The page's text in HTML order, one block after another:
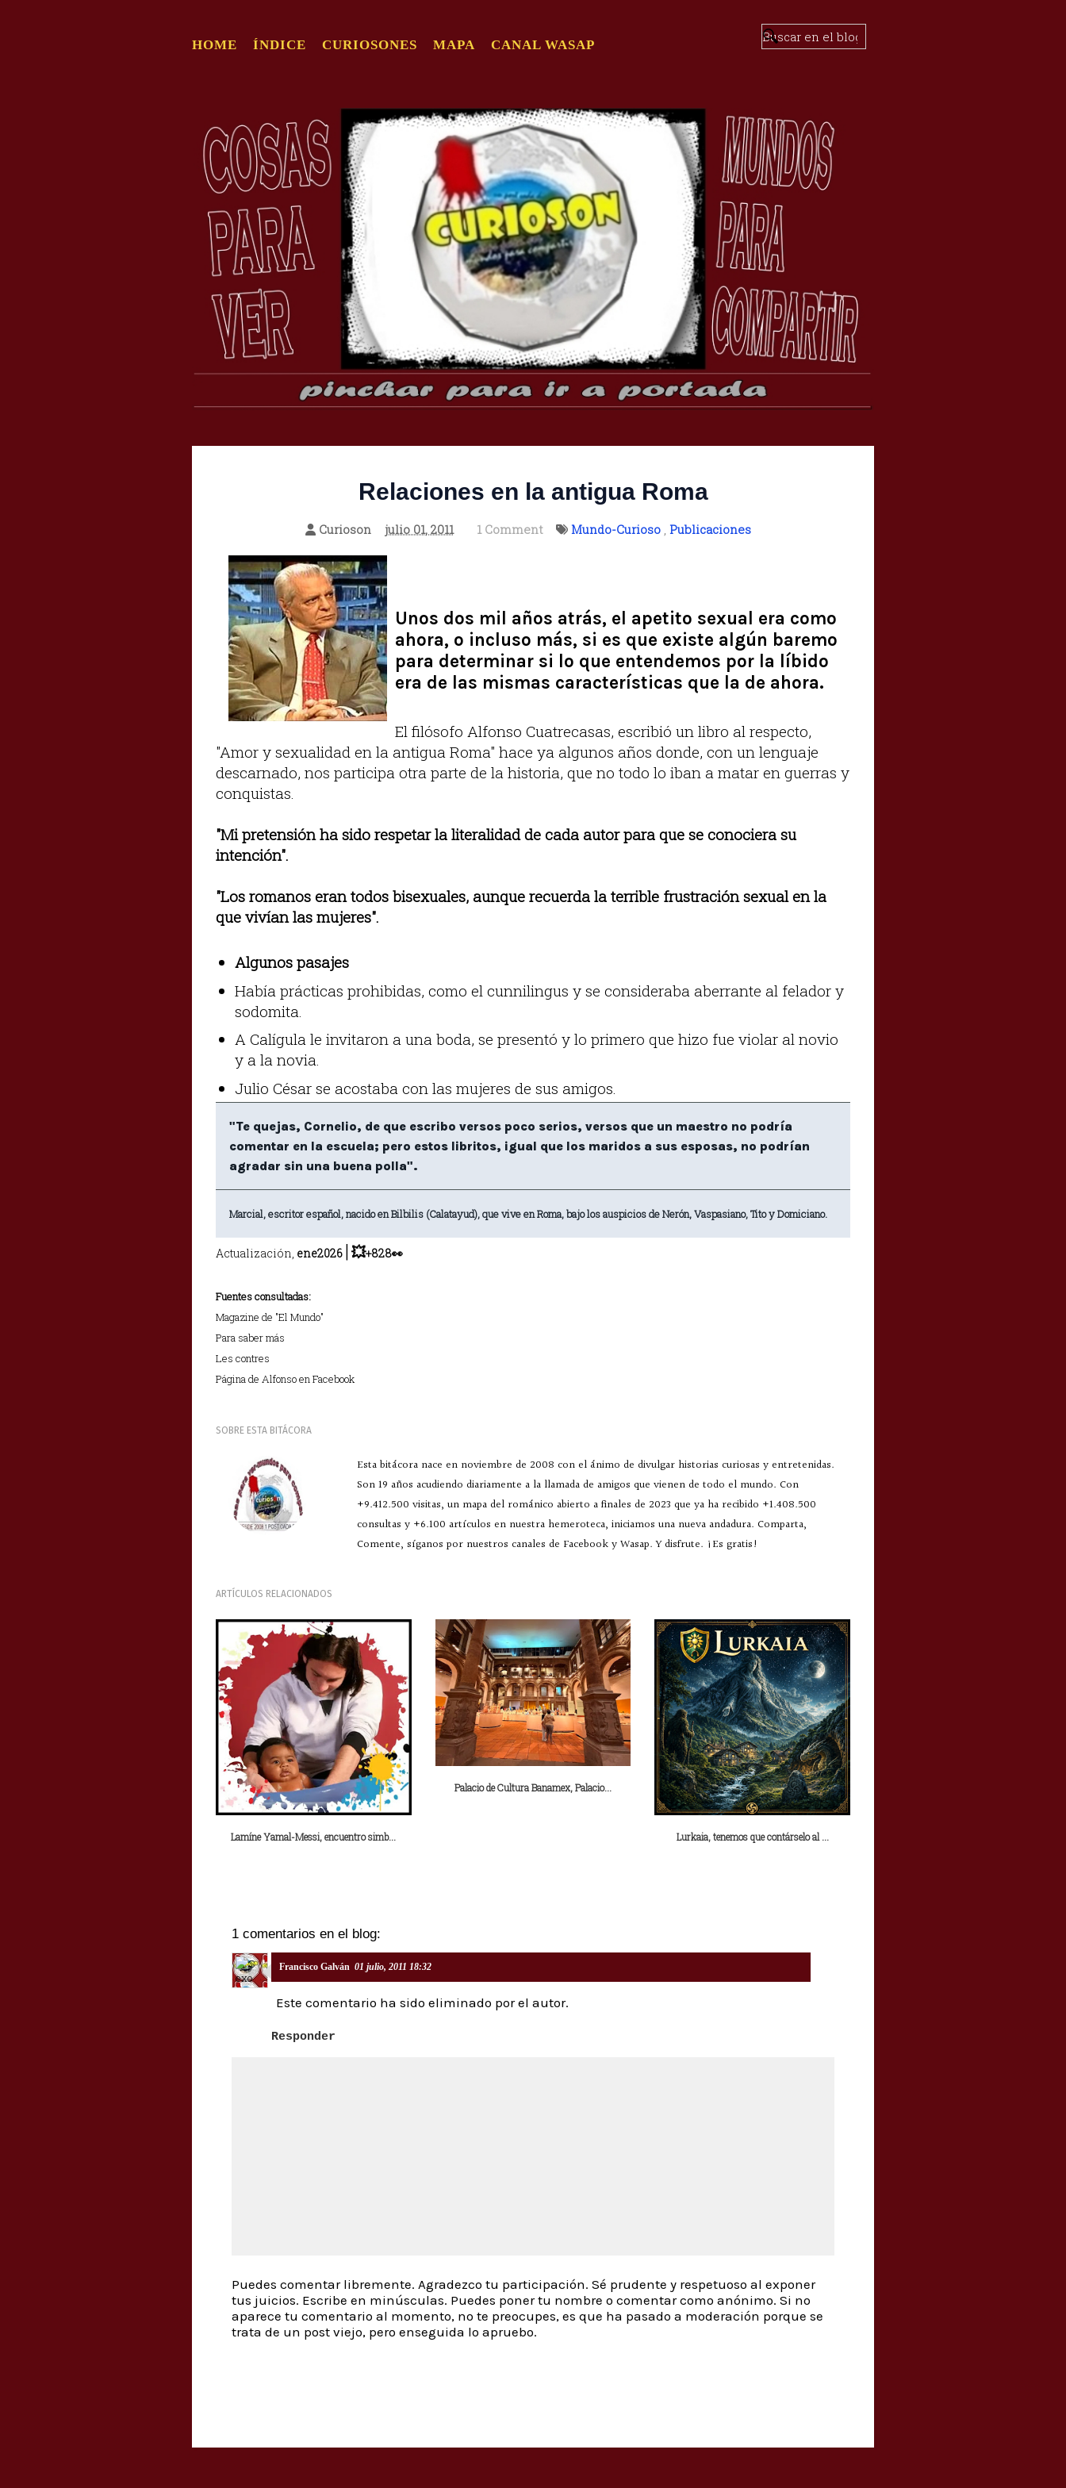
HOME ÍNDICE CURIOSONES MAPA CANAL WASAP
Relaciones en la antigua Roma
Curioson julio 01, 2011 1 Comment Mundo-Curioso , Publicaciones
Unos dos mil años atrás, el apetito sexual era como
ahora, o incluso más, si es que existe algún baremo
para determinar si lo que entendemos por la líbido
era de las mismas características que la de ahora.
El filósofo Alfonso Cuatrecasas, escribió un libro al respecto,
"Amor y sexualidad en la antigua Roma" hace ya algunos años donde, con un lenguaje
descarnado, nos participa otra parte de la historia, que no todo lo iban a matar en guerras y
conquistas.
"Mi pretensión ha sido respetar la literalidad de cada autor para que se conociera su
intención".
"Los romanos eran todos bisexuales, aunque recuerda la terrible frustración sexual en la
que vivían las mujeres".
Algunos pasajes
Había prácticas prohibidas, como el cunnilingus y se consideraba aberrante al felador y
sodomita.
A Calígula le invitaron a una boda, se presentó y lo primero que hizo fue violar al novio
y a la novia.
Julio César se acostaba con las mujeres de sus amigos.
"Te quejas, Cornelio, de que escribo versos poco serios, versos que un maestro no podría
comentar en la escuela; pero estos libritos, igual que los maridos a sus esposas, no podrían
agradar sin una buena polla".
Marcial, escritor español, nacido en Bilbilis (Calatayud), que vive en Roma, bajo los auspicios de Nerón, Vaspasiano, Tito y Domiciano.
Actualización, ene2026 |💥+828👀
Fuentes consultadas:
Magazine de "El Mundo"
Para saber más
Les contres
Página de Alfonso en Facebook
SOBRE ESTA BITÁCORA
Esta bitácora nace en noviembre de 2008 con el ánimo de divulgar historias curiosas y entretenidas.
Son 19 años acudiendo diariamente a la llamada de amigos que vienen de todo el mundo. Con
+9.412.500 visitas, un mapa del románico abierto a finales de 2023 que ya ha recibido +1.408.500
consultas y +6.100 artículos en nuestra hemeroteca, iniciamos una nueva andadura. Comparta,
Comente, síganos por nuestros canales de Facebook y Wasap. Y disfrute. ¡Es gratis!
ARTÍCULOS RELACIONADOS
Lamíne Yamal-Messi, encuentro simb...
Palacio de Cultura Banamex, Palacio...
Lurkaia, tenemos que contárselo al ...
1 comentarios en el blog:
Francisco Galván 01 julio, 2011 18:32
Este comentario ha sido eliminado por el autor.
Responder
Puedes comentar libremente. Agradezco tu participación. Sé prudente y respetuoso al exponer
tus juicios. Escribe en minúsculas. Puedes poner tu nombre o comentar como anónimo. Si no
aparece tu comentario al momento, no te preocupes, es que ha pasado a moderación porque se
trata de un post viejo, pero enseguida lo apruebo.